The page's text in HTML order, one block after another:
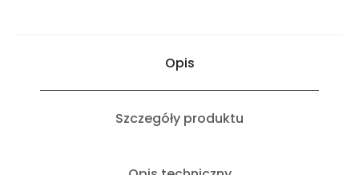
Opis
Szczegóły produktu